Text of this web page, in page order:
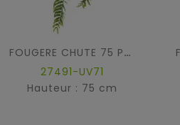
FOUGERE CHUTE 75 POT
27491-UV71
Hauteur : 75 cm